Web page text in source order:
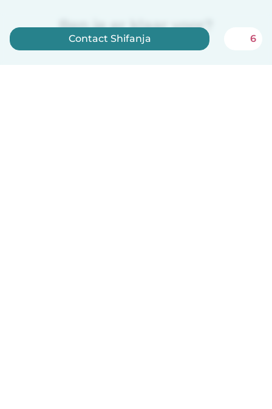
Ben je er klaar voor?
Contact Shifanja 6